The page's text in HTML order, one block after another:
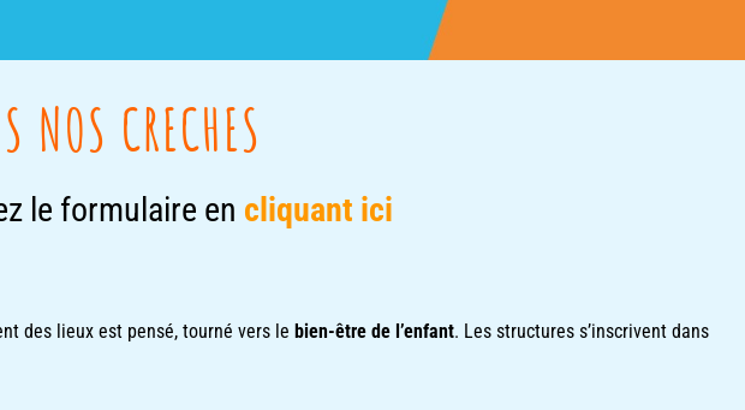
CRECHES
le formulaire en cliquant ici
des lieux est pensé, tourné vers le bien-être de l’enfant. Les structures s’inscrivent dans